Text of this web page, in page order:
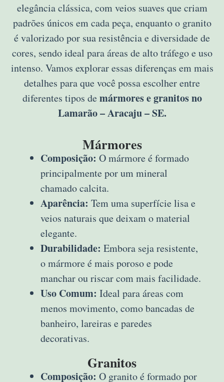
elegância clássica, com veios suaves que criam
padrões únicos em cada peça, enquanto o granito
é valorizado por sua resistência e diversidade de
cores, sendo ideal para áreas de alto tráfego e uso
intenso. Vamos explorar essas diferenças em mais
detalhes para que você possa escolher entre
diferentes tipos de mármores e granitos no
Lamarão – Aracaju – SE.
Mármores
Composição: O mármore é formado
principalmente por um mineral
chamado calcita.
Aparência: Tem uma superfície lisa e
veios naturais que deixam o material
elegante.
Durabilidade: Embora seja resistente,
o mármore é mais poroso e pode
manchar ou riscar com mais facilidade.
Uso Comum: Ideal para áreas com
menos movimento, como bancadas de
banheiro, lareiras e paredes
decorativas.
Granitos
Composição: O granito é formado por